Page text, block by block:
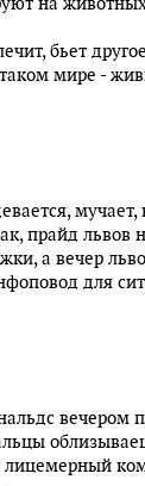
на
бьет
мире -
мучает,
прайд львов
а вечер
для
вечером
лицемерный